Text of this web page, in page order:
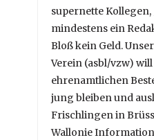
supernette
mindestens ein
Bloß kein Geld.
Verein (asbl/vzw)
ehrenamtlichen
jung bleiben und
Frischlingen in
Wallonie